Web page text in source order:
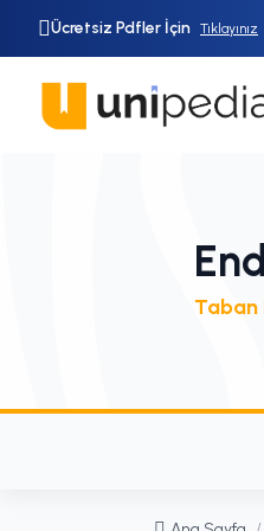
Ücretsiz Pdfler İçin Tıklayınız
Taban